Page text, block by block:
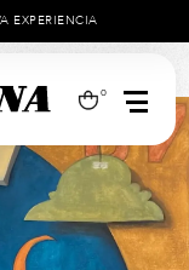
EXPERIENCIA
0